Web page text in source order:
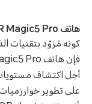
هاتف HONOR Magic5 Pro
كونه مُزوّد بتقنيات
أجل اكتشاف